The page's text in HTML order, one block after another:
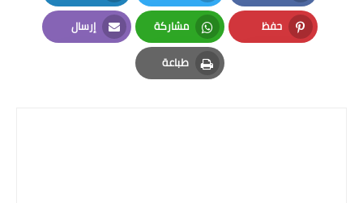
Facebook
Twitter
LinkedIn
حفظ
Pinterest
مشاركة
Whatsapp
إرسال
Email
طباعة
Print